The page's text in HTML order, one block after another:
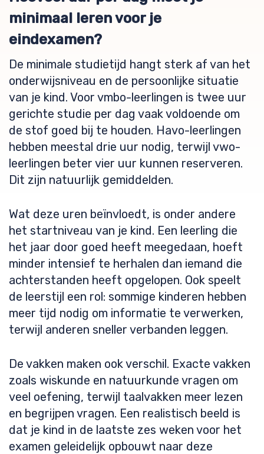
minimaal leren voor je
eindexamen?
De minimale studietijd hangt sterk af van het
onderwijsniveau en de persoonlijke situatie
van je kind. Voor vmbo-leerlingen is twee uur
gerichte studie per dag vaak voldoende om
de stof goed bij te houden. Havo-leerlingen
hebben meestal drie uur nodig, terwijl vwo-
leerlingen beter vier uur kunnen reserveren.
Dit zijn natuurlijk gemiddelden.
Wat deze uren beïnvloedt, is onder andere
het startniveau van je kind. Een leerling die
het jaar door goed heeft meegedaan, hoeft
minder intensief te herhalen dan iemand die
achterstanden heeft opgelopen. Ook speelt
de leerstijl een rol: sommige kinderen hebben
meer tijd nodig om informatie te verwerken,
terwijl anderen sneller verbanden leggen.
De vakken maken ook verschil. Exacte vakken
zoals wiskunde en natuurkunde vragen om
veel oefening, terwijl taalvakken meer lezen
en begrijpen vragen. Een realistisch beeld is
dat je kind in de laatste zes weken voor het
examen geleidelijk opbouwt naar deze